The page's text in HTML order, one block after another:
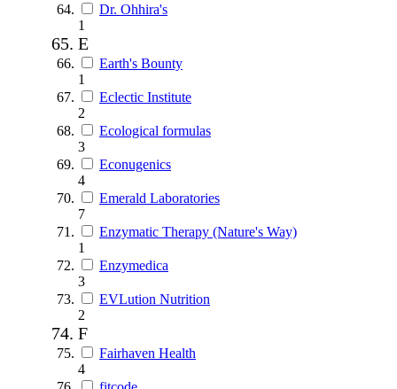
Dr. Ohhira's
1
E
Earth's Bounty
1
Eclectic Institute
2
Ecological formulas
3
Econugenics
4
Emerald Laboratories
7
Enzymatic Therapy (Nature's Way)
1
Enzymedica
3
EVLution Nutrition
2
F
Fairhaven Health
4